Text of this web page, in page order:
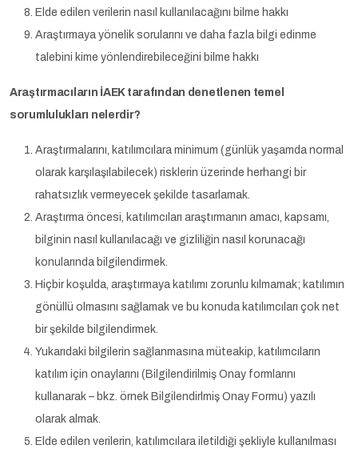
Elde edilen verilerin nasıl kullanılacağını bilme hakkı
Araştırmaya yönelik sorularını ve daha fazla bilgi edinme
talebini kime yönlendirebileceğini bilme hakkı
Araştırmacıların İAEK tarafından denetlenen temel
sorumlulukları nelerdir?
Araştırmalarını, katılımcılara minimum (günlük yaşamda normal
olarak karşılaşılabilecek) risklerin üzerinde herhangi bir
rahatsızlık vermeyecek şekilde tasarlamak.
Araştırma öncesi, katılımcıları araştırmanın amacı, kapsamı,
bilginin nasıl kullanılacağı ve gizliliğin nasıl korunacağı
konularında bilgilendirmek.
Hiçbir koşulda, araştırmaya katılımı zorunlu kılmamak; katılımın
gönüllü olmasını sağlamak ve bu konuda katılımcıları çok net
bir şekilde bilgilendirmek.
Yukarıdaki bilgilerin sağlanmasına müteakip, katılımcıların
katılım için onaylarını (Bilgilendirilmiş Onay formlarını
kullanarak – bkz. örnek Bilgilendirlmiş Onay Formu) yazılı
olarak almak.
Elde edilen verilerin, katılımcılara iletildiği şekliyle kullanılması